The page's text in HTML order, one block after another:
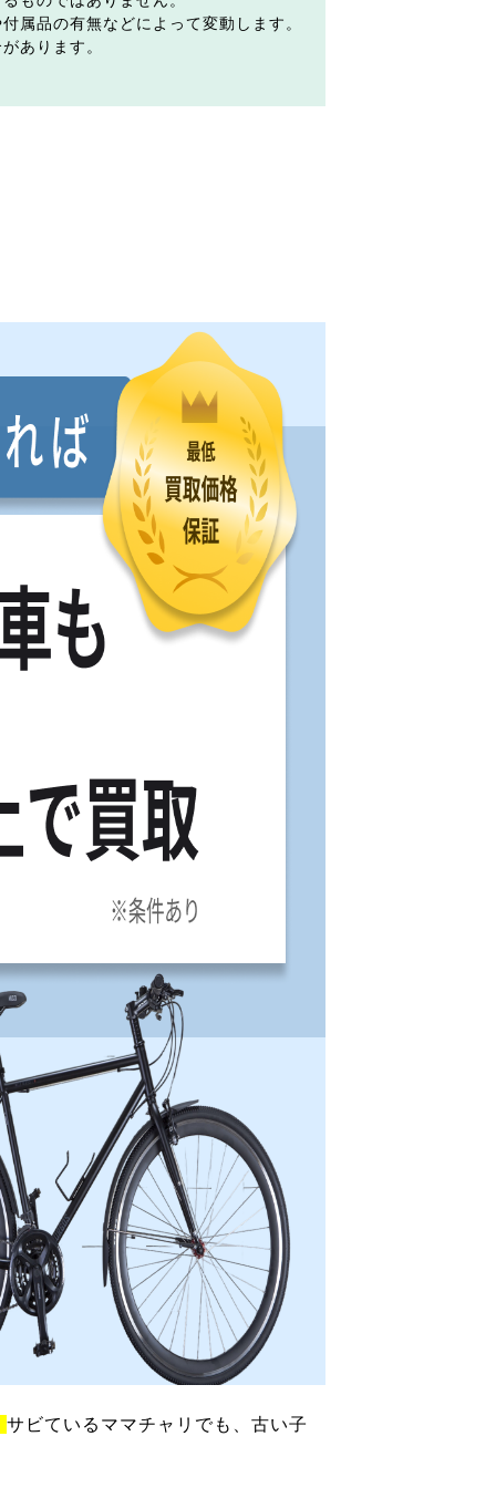
属品の有無などによって変動します。
あります。
サビているママチャリでも、古い子